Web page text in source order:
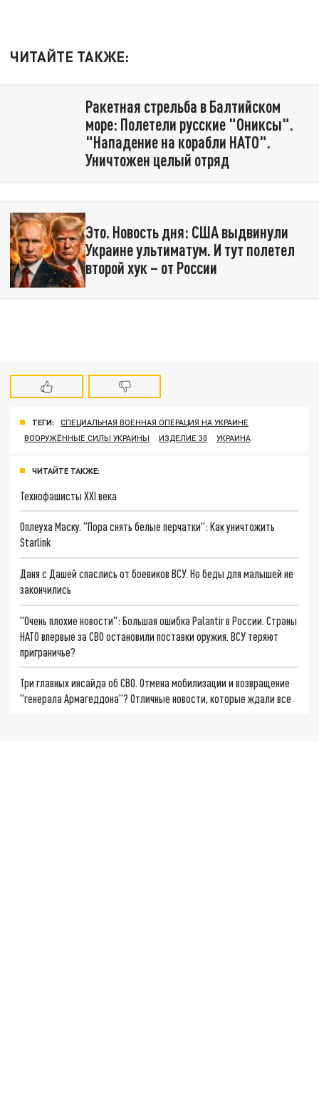
ЧИТАЙТЕ ТАКЖЕ:
Ракетная стрельба в Балтийском
море: Полетели русские "Ониксы".
"Нападение на корабли НАТО".
Уничтожен целый отряд
Это. Новость дня: США выдвинули
Украине ультиматум. И тут полетел
второй хук – от России
ТЕГИ:
СПЕЦИАЛЬНАЯ ВОЕННАЯ ОПЕРАЦИЯ НА УКРАИНЕ
ВООРУЖЁННЫЕ СИЛЫ УКРАИНЫ
ИЗДЕЛИЕ 30 УКРАИНА
ЧИТАЙТЕ ТАКЖЕ:
Технофашисты XXI века
Оплеуха Маску. "Пора снять белые перчатки": Как уничтожить
Starlink
Даня с Дашей спаслись от боевиков ВСУ. Но беды для малышей не
закончились
"Очень плохие новости": Большая ошибка Palantir в России. Страны
НАТО впервые за СВО остановили поставки оружия. ВСУ теряют
приграничье?
Три главных инсайда об СВО. Отмена мобилизации и возвращение
"генерала Армагеддона"? Отличные новости, которые ждали все